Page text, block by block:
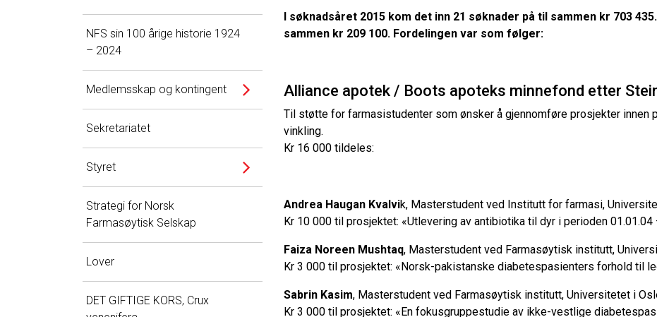
NFS sin 100 årige historie 1924
– 2024
Medlemsskap og kontingent
Sekretariatet
Styret
Strategi for Norsk
Farmasøytisk Selskap
Lover
DET GIFTIGE KORS, Crux
I søknadsåret 2015 kom det inn 21 søknader på til sammen kr 703
sammen kr 209 100. Fordelingen var som følger:
Alliance apotek / Boots apoteks minnefond etter
Til støtte for farmasistudenter som ønsker å gjennomføre prosjekter innen
vinkling.
Kr 16 000 tildeles:
Andrea Haugan Kvalvik, Masterstudent ved Institutt for farmasi,
Kr 10 000 til prosjektet: «Utlevering av antibiotika til dyr i perioden 01.01.04
Faiza Noreen Mushtaq, Masterstudent ved Farmasøytisk institutt,
Kr 3 000 til prosjektet: «Norsk-pakistanske diabetespasienters forhold til
Sabrin Kasim, Masterstudent ved Farmasøytisk institutt, Universitetet i
Kr 3 000 til prosjektet: «En fokusgruppestudie av ikke-vestlige